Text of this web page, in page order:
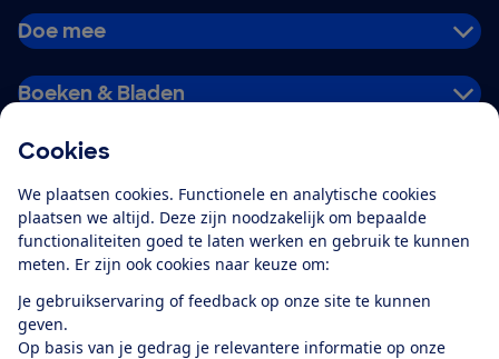
Cookies
We plaatsen cookies. Functionele en analytische cookies
plaatsen we altijd. Deze zijn noodzakelijk om bepaalde
functionaliteiten goed te laten werken en gebruik te kunnen
meten. Er zijn ook cookies naar keuze om:
Je gebruikservaring of feedback op onze site te kunnen
geven.
Op basis van je gedrag je relevantere informatie op onze
Doe mee
Boeken & Bladen
Alles over de
app